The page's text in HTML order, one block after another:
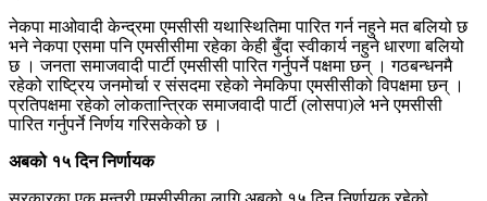
नेकपा माओवादी केन्द्रमा एमसीसी यथास्थितिमा पारित गर्न नहुने मत बलियो छ
भने नेकपा एसमा पनि एमसीसीमा रहेका केही बुँदा स्वीकार्य नहुने धारणा बलियो
छ । जनता समाजवादी पार्टी एमसीसी पारित गर्नुपर्ने पक्षमा छन् । गठबन्धनमै
रहेको राष्ट्रिय जनमोर्चा र संसदमा रहेको नेमकिपा एमसीसीको विपक्षमा छन् ।
प्रतिपक्षमा रहेको लोकतान्त्रिक समाजवादी पार्टी (लोसपा)ले भने एमसीसी
पारित गर्नुपर्ने निर्णय गरिसकेको छ ।
अबको १५ दिन निर्णायक